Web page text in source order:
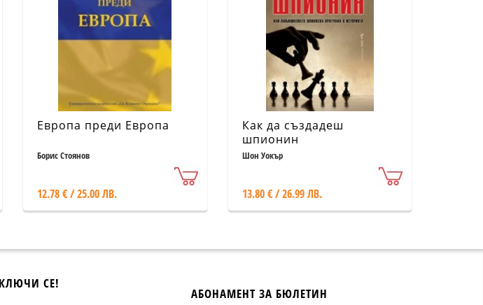
Европа преди Европа
Борис Стоянов
12.78 € / 25.00 ЛВ.
Как да създадеш
шпионин
Шон Уокър
13.80 € / 26.99 ЛВ.
СЕ!
АБОНАМЕНТ ЗА БЮЛЕТИН